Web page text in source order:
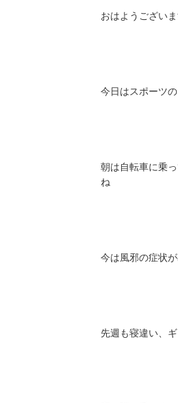
おはようございま
今日はスポーツ
朝は自転車に乗
ね
今は風邪の症状
先週も寝違い、